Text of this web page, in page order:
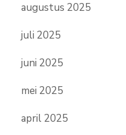
augustus 2025
juli 2025
juni 2025
mei 2025
april 2025